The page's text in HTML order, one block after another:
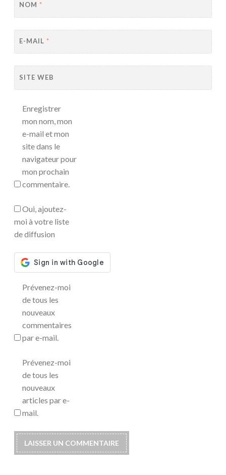
NOM *
E-MAIL *
SITE WEB
Enregistrer
mon nom, mon
e-mail et mon
site dans le
navigateur pour
mon prochain
commentaire.
Oui, ajoutez-
moi à votre liste
de diffusion
Prévenez-moi
de tous les
nouveaux
commentaires
par e-mail.
Prévenez-moi
de tous les
nouveaux
articles par e-
mail.